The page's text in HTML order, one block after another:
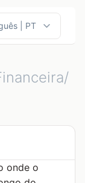
onde o